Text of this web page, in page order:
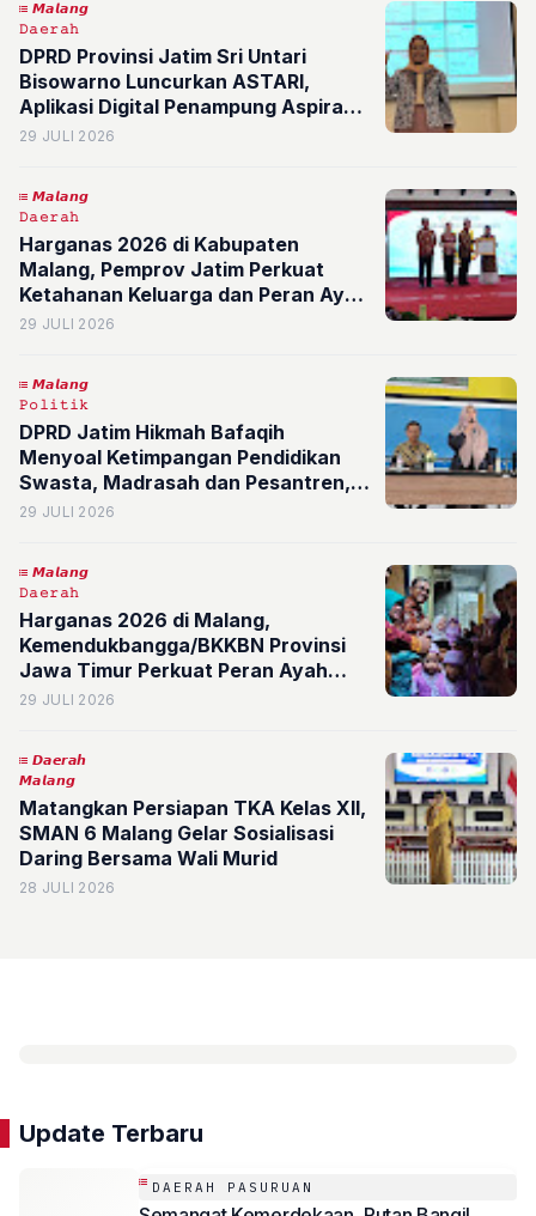
𝙈𝙖𝙡𝙖𝙣𝙜
𝙳𝚊𝚎𝚛𝚊𝚑
DPRD Provinsi Jatim Sri Untari
Bisowarno Luncurkan ASTARI,
Aplikasi Digital Penampung Aspirasi
Warga 24 Jam
29 JULI 2026
𝙈𝙖𝙡𝙖𝙣𝙜
𝙳𝚊𝚎𝚛𝚊𝚑
Harganas 2026 di Kabupaten
Malang, Pemprov Jatim Perkuat
Ketahanan Keluarga dan Peran Ayah
Cegah Fenomena Fatherless
29 JULI 2026
𝙈𝙖𝙡𝙖𝙣𝙜
𝙿𝚘𝚕𝚒𝚝𝚒𝚔
DPRD Jatim Hikmah Bafaqih
Menyoal Ketimpangan Pendidikan
Swasta, Madrasah dan Pesantren,
PKB Kawal Sisdiknas
29 JULI 2026
𝙈𝙖𝙡𝙖𝙣𝙜
𝙳𝚊𝚎𝚛𝚊𝚑
Harganas 2026 di Malang,
Kemendukbangga/BKKBN Provinsi
Jawa Timur Perkuat Peran Ayah
Gencarkan Program GENTING Cegah
29 JULI 2026
𝘿𝙖𝙚𝙧𝙖𝙝
𝙈𝙖𝙡𝙖𝙣𝙜
Matangkan Persiapan TKA Kelas XII,
SMAN 6 Malang Gelar Sosialisasi
Daring Bersama Wali Murid
28 JULI 2026
Update Terbaru
DAERAH PASURUAN